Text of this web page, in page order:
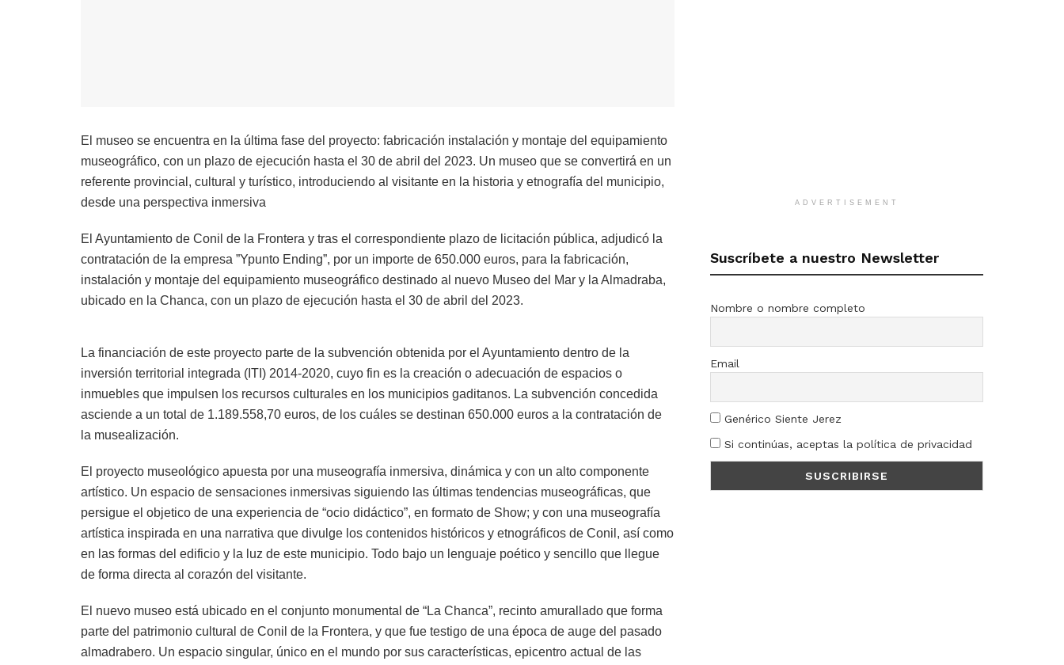
El museo se encuentra en la última fase del proyecto: fabricación instalación y montaje del equipamiento
museográfico, con un plazo de ejecución hasta el 30 de abril del 2023. Un museo que se convertirá en un
referente provincial, cultural y turístico, introduciendo al visitante en la historia y etnografía del municipio,
desde una perspectiva inmersiva
El Ayuntamiento de Conil de la Frontera y tras el correspondiente plazo de licitación pública, adjudicó la
contratación de la empresa ”Ypunto Ending”, por un importe de 650.000 euros, para la fabricación,
instalación y montaje del equipamiento museográfico destinado al nuevo Museo del Mar y la Almadraba,
ubicado en la Chanca, con un plazo de ejecución hasta el 30 de abril del 2023.
La financiación de este proyecto parte de la subvención obtenida por el Ayuntamiento dentro de la
inversión territorial integrada (ITI) 2014-2020, cuyo fin es la creación o adecuación de espacios o
inmuebles que impulsen los recursos culturales en los municipios gaditanos. La subvención concedida
asciende a un total de 1.189.558,70 euros, de los cuáles se destinan 650.000 euros a la contratación de
la musealización.
El proyecto museológico apuesta por una museografía inmersiva, dinámica y con un alto componente
artístico. Un espacio de sensaciones inmersivas siguiendo las últimas tendencias museográficas, que
persigue el objetico de una experiencia de “ocio didáctico”, en formato de Show; y con una museografía
artística inspirada en una narrativa que divulge los contenidos históricos y etnográficos de Conil, así como
en las formas del edificio y la luz de este municipio. Todo bajo un lenguaje poético y sencillo que llegue
de forma directa al corazón del visitante.
El nuevo museo está ubicado en el conjunto monumental de “La Chanca”, recinto amurallado que forma
parte del patrimonio cultural de Conil de la Frontera, y que fue testigo de una época de auge del pasado
almadrabero. Un espacio singular, único en el mundo por sus características, epicentro actual de las
ADVERTISEMENT
Suscríbete a nuestro Newsletter
Nombre o nombre completo
Email
Genérico Siente Jerez
Si continúas, aceptas la política de privacidad